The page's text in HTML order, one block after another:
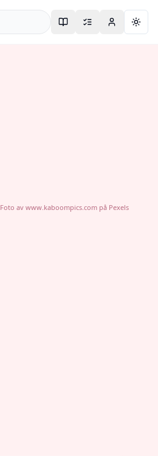
Foto av www.kaboompics.compå Pexels